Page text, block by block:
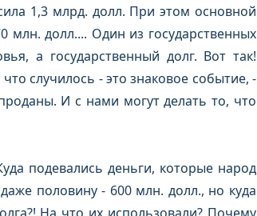
1,3 млрд. долл. При этом основной
млн. долл.... Один из государственных
а государственный долг. Вот так!
случилось - это знаковое событие, -
И с нами могут делать то, что
подевались деньги, которые народ
половину - 600 млн. долл., но куда